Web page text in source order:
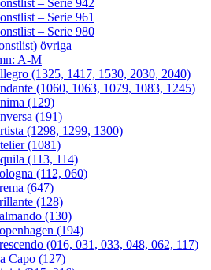
– Serie 942
– Serie 961
– Serie 980
övriga
A-M
(1325, 1417, 1530, 2030, 2040)
(1060, 1063, 1079, 1083, 1245)
(129)
(191)
(1298, 1299, 1300)
(1081)
(113, 114)
(112, 060)
(647)
(128)
(130)
(194)
(016, 031, 033, 048, 062, 117)
Capo (127)